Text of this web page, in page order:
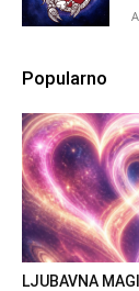
Popularno
LJUBAVNA